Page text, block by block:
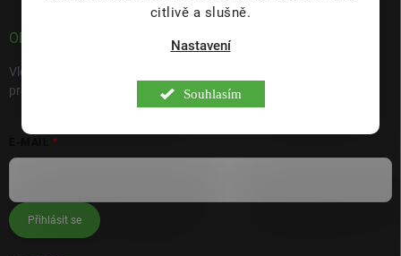
citlivě a slušně.
Nastavení
Souhlasím
ODEBÍRAT NEWSLETTER
Vložte svůj e-mail a my vám budeme zasílat informace o nových
produktech na našem e-shopu.
Přihlásit se